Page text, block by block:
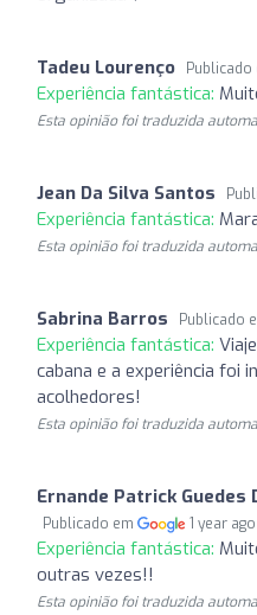
Tadeu Lourenço Publicado
Experiência fantástica:
Esta opinião foi traduzida
Jean Da Silva Santos
Experiência fantástica:
Esta opinião foi traduzida
Sabrina Barros Publicado
Experiência fantástica:
cabana e a experiência foi
acolhedores!
Esta opinião foi traduzida
Ernande Patrick Guedes
Publicado em 1 year ago
Experiência fantástica:
outras vezes!!
Esta opinião foi traduzida